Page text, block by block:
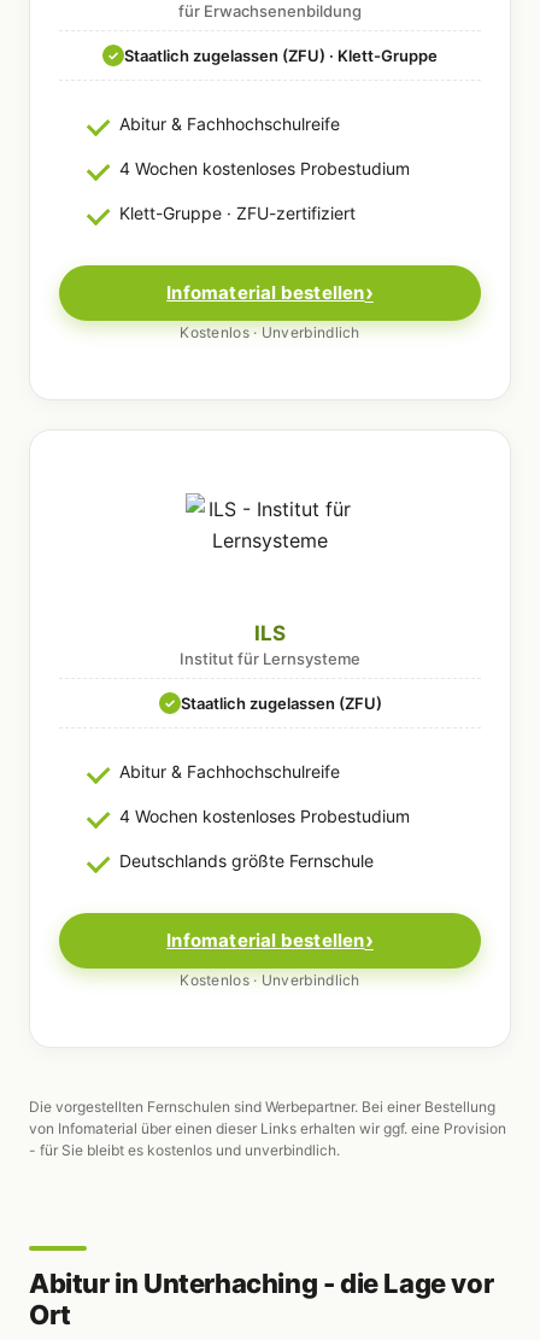
für Erwachsenenbildung
✓ Staatlich zugelassen (ZFU) · Klett-Gruppe
Abitur & Fachhochschulreife
4 Wochen kostenloses Probestudium
Klett-Gruppe · ZFU-zertifiziert
Infomaterial bestellen
Kostenlos · Unverbindlich
ILS
Institut für Lernsysteme
✓ Staatlich zugelassen (ZFU)
Abitur & Fachhochschulreife
4 Wochen kostenloses Probestudium
Deutschlands größte Fernschule
Infomaterial bestellen
Kostenlos · Unverbindlich
Die vorgestellten Fernschulen sind Werbepartner. Bei einer Bestellung
von Infomaterial über einen dieser Links erhalten wir ggf. eine Provision
- für Sie bleibt es kostenlos und unverbindlich.
Abitur in Unterhaching - die Lage vor
Ort